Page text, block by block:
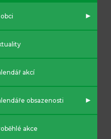
akcí
obsazenosti
akce